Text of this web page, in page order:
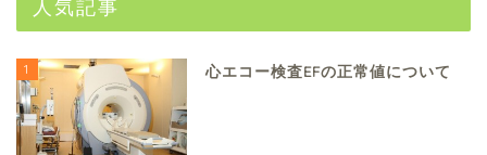
人気記事
1 心エコー検査EFの正常値について